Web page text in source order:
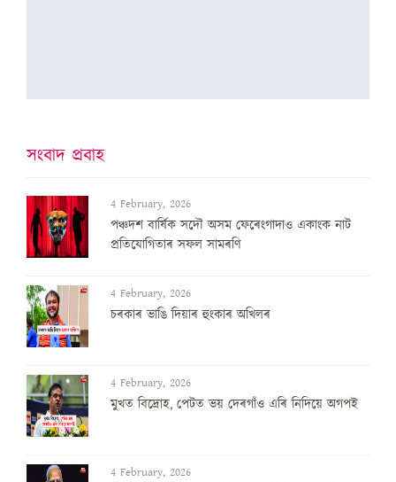
সংবাদ প্ৰবাহ
4 February, 2026
পঞ্চদশ বার্ষিক সদৌ অসম ফেৰেংগাদাও একাংক নাট
প্রতিযোগিতাৰ সফল সামৰণি
4 February, 2026
চৰকাৰ ভাঙি দিয়াৰ হুংকাৰ অখিলৰ
4 February, 2026
মুখত বিদ্ৰোহ, পেটত ভয় দেৰগাঁও এৰি নিদিয়ে অগপই
4 February, 2026